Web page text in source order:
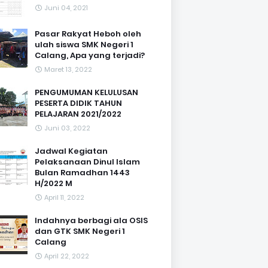
Juni 04, 2021
Pasar Rakyat Heboh oleh
ulah siswa SMK Negeri 1
Calang, Apa yang terjadi?
Maret 13, 2022
PENGUMUMAN KELULUSAN
PESERTA DIDIK TAHUN
PELAJARAN 2021/2022
Juni 03, 2022
Jadwal Kegiatan
Pelaksanaan Dinul Islam
Bulan Ramadhan 1443
H/2022 M
April 11, 2022
Indahnya berbagi ala OSIS
dan GTK SMK Negeri 1
Calang
April 22, 2022